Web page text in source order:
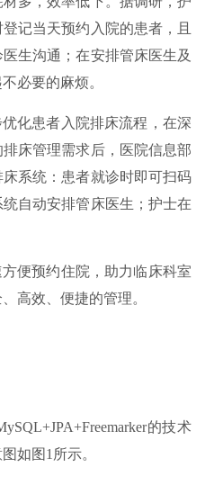
记当天预约入院的患者，且
生沟通；在安排管床医生及
必要的麻烦。
化患者入院排床流程，在深
床管理需求后，医院信息部
系统：患者就诊时即可扫码
自动安排管床医生；护士在
便预约住院，助力临床科室
高效、便捷的管理。
的技术
如图1所示。